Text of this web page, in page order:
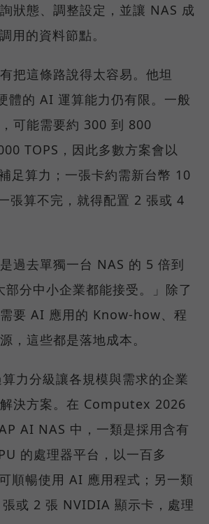
狀態、調整設定，並讓 NAS 成
的資料節點。
把這條路說得太容易。他坦
體的 AI 運算能力仍有限。一般
可能需要約 300 到 800
TOPS，因此多數方案會以
足算力；一張卡約需新台幣 10
張算不完，就得配置 2 張或 4
是過去單獨一台 NAS 的 5 倍到
部分中小企業都能接受。」除了
要 AI 應用的 Know-how、程
，這些都是落地成本。
力分級讓各規模與需求的企業
決方案。在 Computex 2026
AI NAS 中，一類是採用含有
的處理器平台，以一百多
順暢使用 AI 應用程式；另一類
或 2 張 NVIDIA 顯示卡，處理